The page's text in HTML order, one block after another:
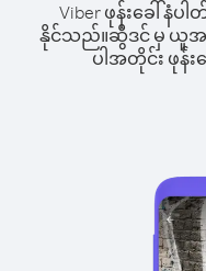
Viber ဖုန်းခေါ်နံ
နိုင်သည်။ဆွီဒင် မှ ယူအ
ပါအတိုင်း ဖုန်းခ